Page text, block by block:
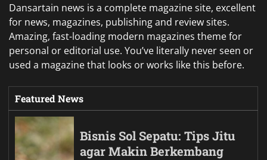
Dansartain news is a complete magazine site, excellent
for news, magazines, publishing and review sites.
Amazing, fast-loading modern magazines theme for
personal or editorial use. You’ve literally never seen or
used a magazine that looks or works like this before.
Featured News
Bisnis Sol Sepatu: Tips Jitu
agar Makin Berkembang